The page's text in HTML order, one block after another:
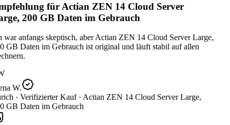
für Actian ZEN 14 Cloud Server
200 GB Daten im Gebrauch
war anfangs skeptisch, aber Actian ZEN 14 Cloud Server Large,
GB Daten im Gebrauch ist original und läuft stabil auf allen
W.
· Verifizierter Kauf · Actian ZEN 14 Cloud Server Large,
GB Daten im Gebrauch